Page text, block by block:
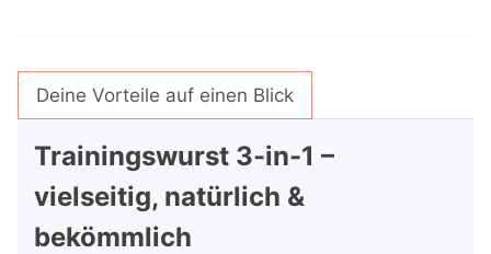
Deine Vorteile auf einen Blick
Trainingswurst 3-in-1 –
vielseitig, natürlich &
bekömmlich